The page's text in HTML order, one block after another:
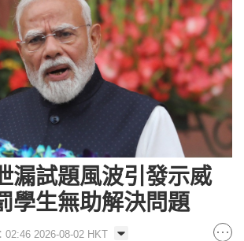
漏試題風波引發示威
學生無助解決問題
02:46 2026-08-02 HKT